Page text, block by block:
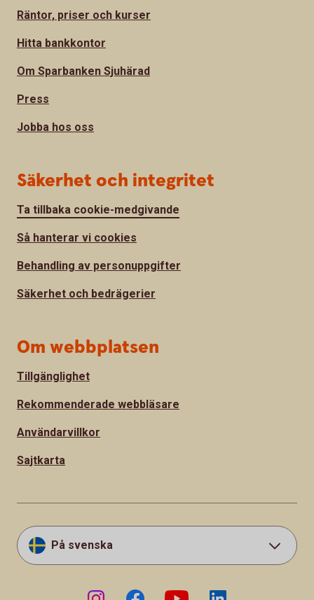
Räntor, priser och kurser
Hitta bankkontor
Om Sparbanken Sjuhärad
Press
Jobba hos oss
Säkerhet och integritet
Ta tillbaka cookie-medgivande
Så hanterar vi cookies
Behandling av personuppgifter
Säkerhet och bedrägerier
Om webbplatsen
Tillgänglighet
Rekommenderade webbläsare
Användarvillkor
Sajtkarta
På svenska